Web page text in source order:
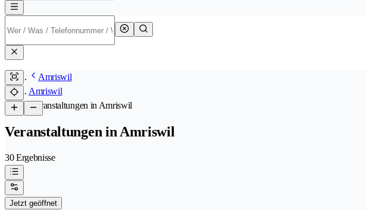
Amriswil
Amriswil
/Veranstaltungen in Amriswil
Veranstaltungen in Amriswil
30 Ergebnisse
Jetzt geöffnet